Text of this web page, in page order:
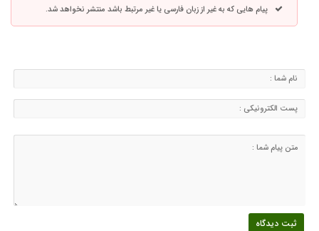
پیام هایی که به غیر از زبان فارسی یا غیر مرتبط باشد منتشر نخواهد شد.